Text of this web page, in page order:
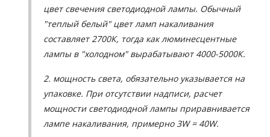
цвет свечения светодиодной лампы. Обычный
"теплый белый" цвет ламп накаливания
составляет 2700К, тогда как люминесцентные
лампы в "холодном" вырабатывают 4000-5000К.
2. мощность света, обязательно указывается на
упаковке. При отсутствии надписи, расчет
мощности светодиодной лампы приравнивается
лампе накаливания, примерно 3W = 40W.